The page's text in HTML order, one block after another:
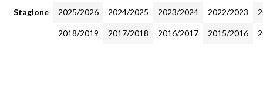
Stagione 2025/2026 2024/2025 2023/2024 2022/2023
2018/2019 2017/2018 2016/2017 2015/2016